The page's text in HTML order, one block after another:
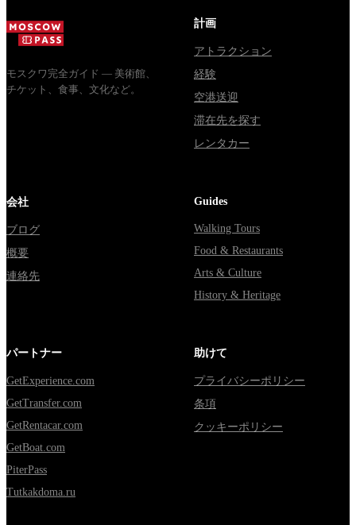
через
Владими...
Мавзолей
モスクワ完全ガイド — 美術館、
チケット、食事、文化など。
計画
アトラクション
経験
空港送迎
滞在先を探す
レンタカー
会社
ブログ
概要
連絡先
Guides
Walking Tours
Food & Restaurants
Arts & Culture
History & Heritage
パートナー
GetExperience.com
GetTransfer.com
GetRentacar.com
GetBoat.com
PiterPass
Tutkakdoma.ru
助けて
プライバシーポリシー
条項
クッキーポリシー